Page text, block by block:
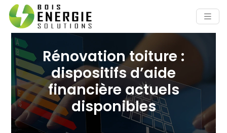
Rénovation toiture :
dispositifs d’aide
financière actuels
disponibles